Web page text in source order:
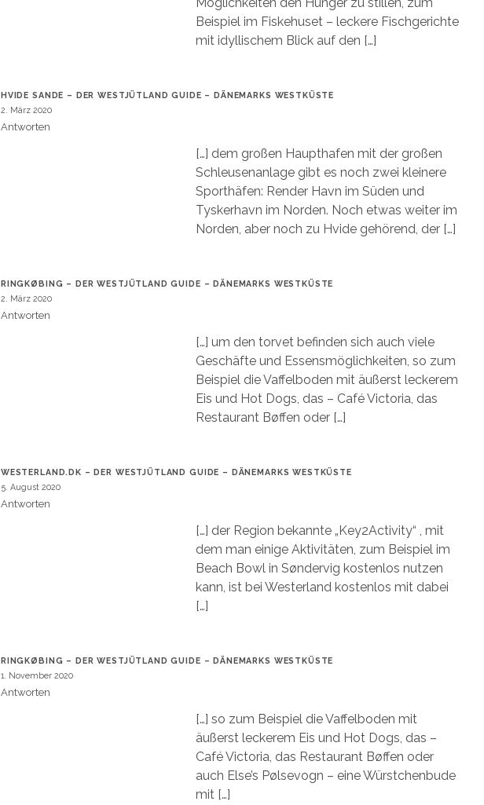
Beispiel im Fiskehuset – leckere Fischgerichte
mit idyllischem Blick auf den […]
HVIDE SANDE – DER WESTJÜTLAND GUIDE – DÄNEMARKS WESTKÜSTE
2. März 2020
Antworten
[…] dem großen Haupthafen mit der großen
Schleusenanlage gibt es noch zwei kleinere
Sporthäfen: Render Havn im Süden und
Tyskerhavn im Norden. Noch etwas weiter im
Norden, aber noch zu Hvide gehörend, der […]
RINGKØBING – DER WESTJÜTLAND GUIDE – DÄNEMARKS WESTKÜSTE
2. März 2020
Antworten
[…] um den torvet befinden sich auch viele
Geschäfte und Essensmöglichkeiten, so zum
Beispiel die Vaffelboden mit äußerst leckerem
Eis und Hot Dogs, das – Café Victoria, das
Restaurant Bøffen oder […]
WESTERLAND.DK – DER WESTJÜTLAND GUIDE – DÄNEMARKS WESTKÜSTE
5. August 2020
Antworten
[…] der Region bekannte „Key2Activity“ , mit
dem man einige Aktivitäten, zum Beispiel im
Beach Bowl in Søndervig kostenlos nutzen
kann, ist bei Westerland kostenlos mit dabei
[…]
RINGKØBING – DER WESTJÜTLAND GUIDE – DÄNEMARKS WESTKÜSTE
1. November 2020
Antworten
[…] so zum Beispiel die Vaffelboden mit
äußerst leckerem Eis und Hot Dogs, das –
Café Victoria, das Restaurant Bøffen oder
auch Else’s Pølsevogn – eine Würstchenbude
mit […]